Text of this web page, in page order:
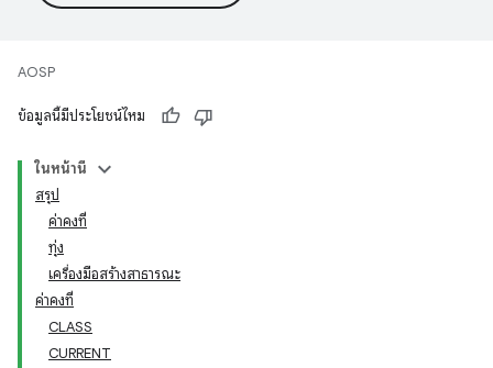
AOSP
ข้อมูลนี้มีประโยชน์ไหม
ในหน้านี้
สรุป
ค่าคงที่
ทุ่ง
เครื่องมือสร้างสาธารณะ
ค่าคงที่
CLASS
CURRENT